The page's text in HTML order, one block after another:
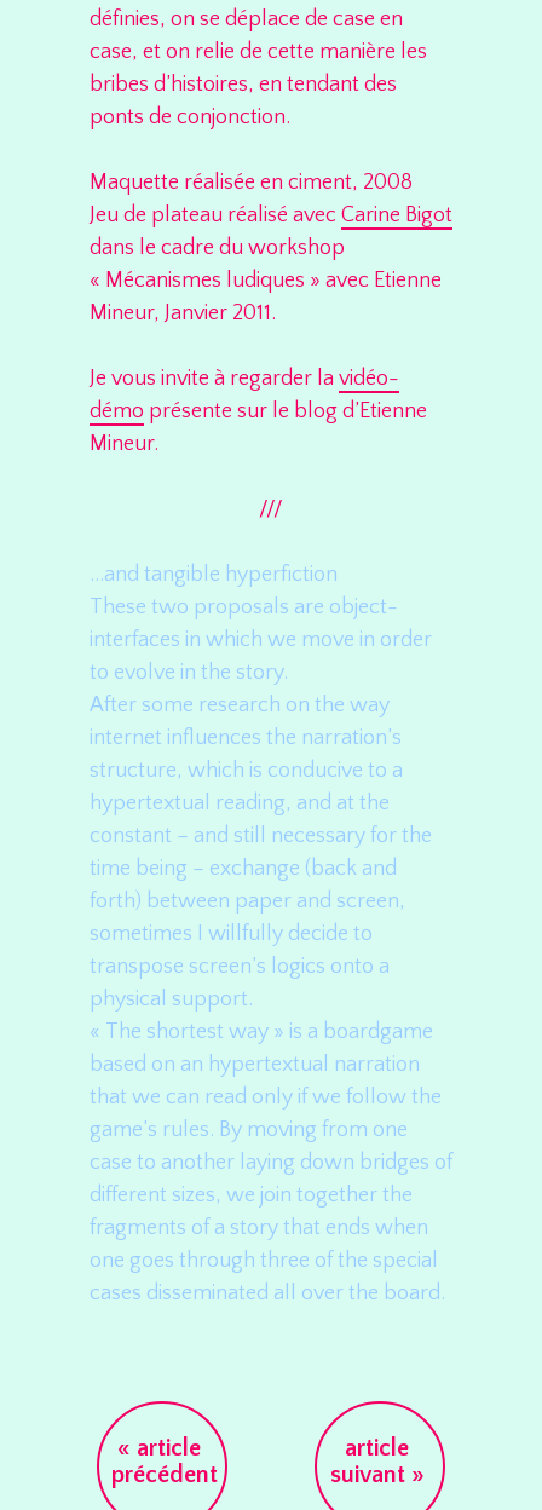
définies, on se déplace de case en
case, et on relie de cette manière les
bribes d’histoires, en tendant des
ponts de conjonction.
Maquette réalisée en ciment, 2008
Jeu de plateau réalisé avec Carine Bigot
dans le cadre du workshop
« Mécanismes ludiques » avec Etienne
Mineur, Janvier 2011.
Je vous invite à regarder la vidéo-
démo présente sur le blog d’Etienne
Mineur.
///
…and tangible hyperfiction
These two proposals are object-
interfaces in which we move in order
to evolve in the story.
After some research on the way
internet influences the narration’s
structure, which is conducive to a
hypertextual reading, and at the
constant – and still necessary for the
time being – exchange (back and
forth) between paper and screen,
sometimes I willfully decide to
transpose screen’s logics onto a
physical support.
« The shortest way » is a boardgame
based on an hypertextual narration
that we can read only if we follow the
game’s rules. By moving from one
case to another laying down bridges of
different sizes, we join together the
fragments of a story that ends when
one goes through three of the special
cases disseminated all over the board.
Post navigation
« article
précédent
article
suivant »